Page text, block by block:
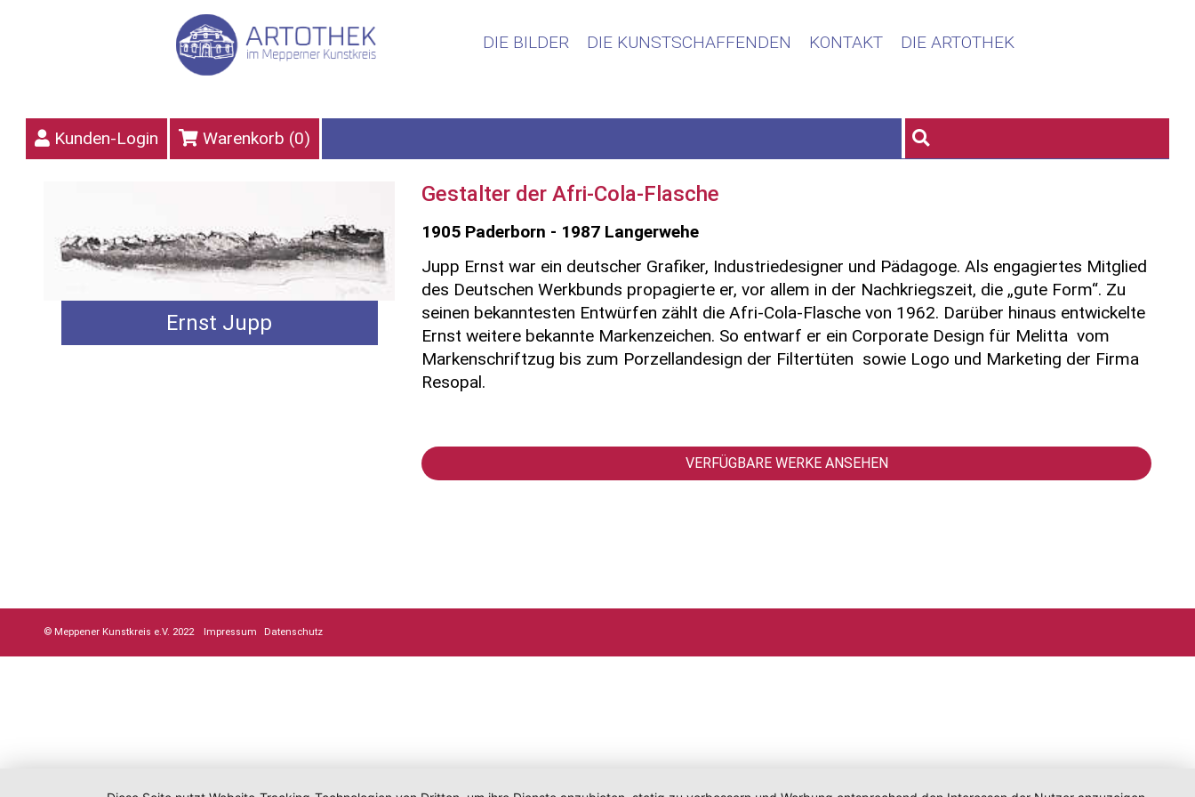
DIE BILDER DIE KUNSTSCHAFFENDEN KONTAKT DIE ARTOTHEK
Kunden-Login Warenkorb (0)
Ernst Jupp
Gestalter der Afri-Cola-Flasche
1905 Paderborn - 1987 Langerwehe
Jupp Ernst war ein deutscher Grafiker, Industriedesigner und Pädagoge. Als engagiertes Mitglied
des Deutschen Werkbunds propagierte er, vor allem in der Nachkriegszeit, die „gute Form“. Zu
seinen bekanntesten Entwürfen zählt die Afri-Cola-Flasche von 1962. Darüber hinaus entwickelte
Ernst weitere bekannte Markenzeichen. So entwarf er ein Corporate Design für Melitta ­ vom
Markenschriftzug bis zum Porzellandesign der Filtertüten ­ sowie Logo und Marketing der Firma
Resopal.
VERFÜGBARE WERKE ANSEHEN
© Meppener Kunstkreis e.V. 2022 Impressum Datenschutz